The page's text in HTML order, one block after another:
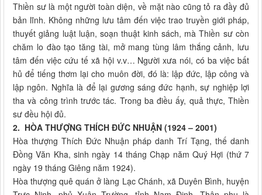
Thiền sư là một người toàn diện, về mặt nào cũng tỏ ra đầy đủ
bản lĩnh. Không những lưu tâm đến việc trao truyền giới pháp,
thuyết giảng luật luận, soạn thuật kinh sách, mà Thiền sư còn
chăm lo đào tạo tăng tài, mở mang tùng lâm thắng cảnh, lưu
tâm đến việc cứu tế xã hội v.v… Người xưa nói, có ba việc bất
hủ để tiếng thơm lại cho muôn đời, đó là: lập đức, lập công và
lập ngôn. Nghĩa là để lại gương sáng đức hạnh, sự nghiệp lợi
tha và công trình trước tác. Trong ba điều ấy, quả thực, Thiền
sư đều hội đủ.
2. HÒA THƯỢNG THÍCH ĐỨC NHUẬN (1924 – 2001)
Hòa thượng Thích Đức Nhuận pháp danh Trí Tạng, thế danh
Đồng Văn Kha, sinh ngày 14 tháng Chạp năm Quý Hợi (thứ 7
ngày 19 tháng Giêng năm 1924).
Hòa thượng quê quán ở làng Lạc Chánh, xã Duyên Bình, huyện